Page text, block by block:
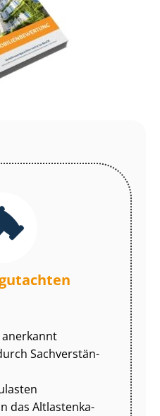
Sach­ver­stän­
das Alt­las­ten­ka­